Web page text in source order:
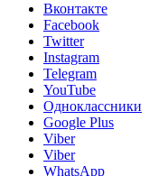
Вконтакте
Facebook
Twitter
Instagram
Telegram
YouTube
Одноклассники
Google Plus
Viber
Viber
WhatsApp